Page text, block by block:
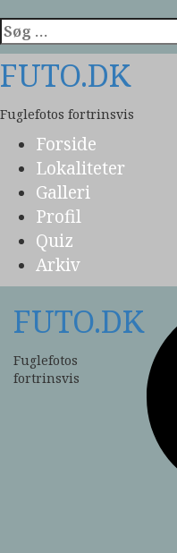
Søg
efter:
FUTO.DK
Fuglefotos fortrinsvis
Forside
Lokaliteter
Galleri
Profil
Quiz
Arkiv
FUTO.DK
Fuglefotos
fortrinsvis